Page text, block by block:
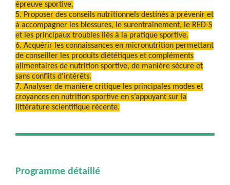
épreuve sportive.
5. Proposer des conseils nutritionnels destinés à prévenir et
à accompagner les blessures, le surentraînement, le RED-S
et les principaux troubles liés à la pratique sportive.
6. Acquérir les connaissances en micronutrition permettant
de conseiller les produits diététiques et compléments
alimentaires de nutrition sportive, de manière sécure et
sans conflits d’intérêts.
7. Analyser de manière critique les principales modes et
croyances en nutrition sportive en s’appuyant sur la
littérature scientifique récente.
Programme détaillé